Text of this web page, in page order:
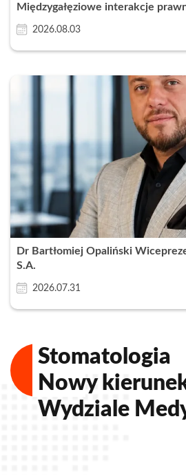
Międzygałęziowe interakcje
2026.08.03
Dr Bartłomiej Opaliński
S.A.
2026.07.31
Stomatologia
Nowy
Wydziale